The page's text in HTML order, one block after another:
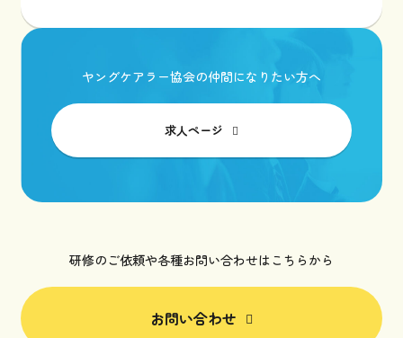
ヤングケアラー協会の仲間になりたい方へ
求人ページ
研修のご依頼や各種お問い合わせはこちらから
お問い合わせ